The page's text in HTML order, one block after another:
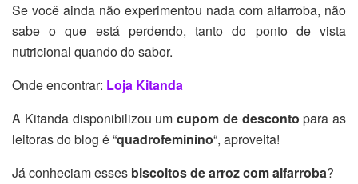
Se você ainda não experimentou nada com alfarroba, não
sabe o que está perdendo, tanto do ponto de vista
nutricional quando do sabor.
Onde encontrar: Loja Kitanda
A Kitanda disponibilizou um cupom de desconto para as
leitoras do blog é “quadrofeminino“, aproveita!
Já conheciam esses biscoitos de arroz com alfarroba?